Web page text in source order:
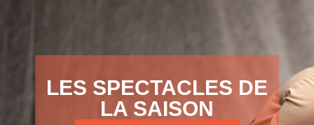
LES SPECTACLES DE
LA SAISON